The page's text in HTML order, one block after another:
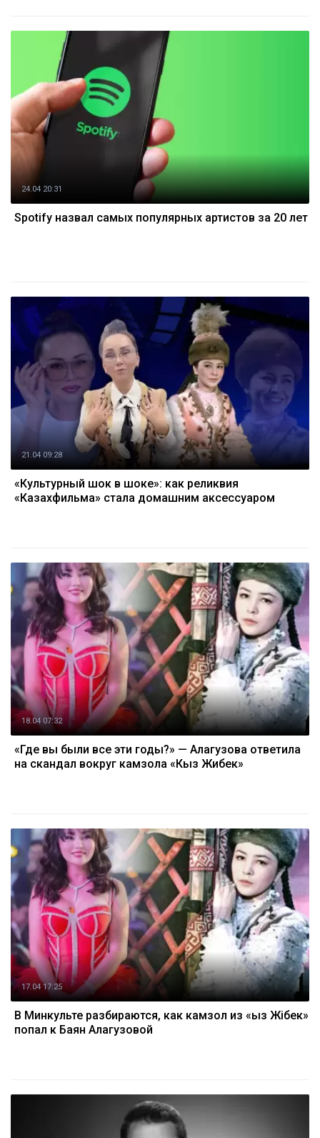
24.04 20:31
Spotify назвал самых популярных артистов за 20 лет
21.04 09:28
«Культурный шок в шоке»: как реликвия
«Казахфильма» стала домашним аксессуаром
18.04 07:32
«Где вы были все эти годы?» — Алагузова ответила
на скандал вокруг камзола «Кыз Жибек»
17.04 17:25
В Минкульте разбираются, как камзол из «Қыз Жібек»
попал к Баян Алагузовой